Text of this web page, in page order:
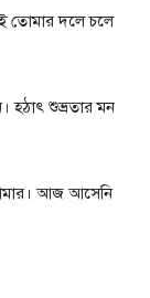
তোমার দলে চলে
হঠাৎ শুভ্রতার মন
আজ আসেনি